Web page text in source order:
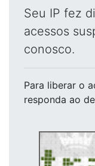
Seu IP fez
acessos
conosco.
Para liberar o
responda ao